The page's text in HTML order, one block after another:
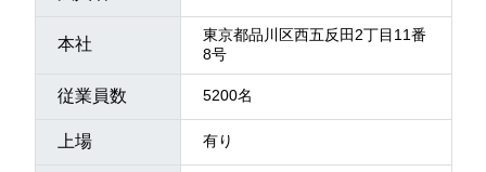
本社
東京都品川区西五反田2丁目11番
8号
従業員数 5200名
上場 有り